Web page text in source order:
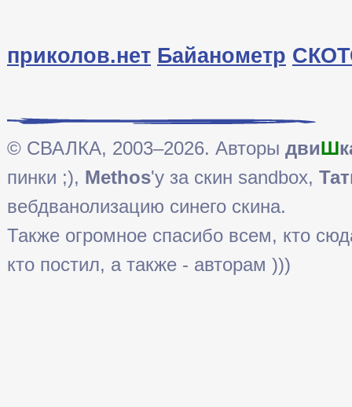
приколов.нет Байанометр
© СВАЛКА, 2003–2026. Авторы двиШ
пинки ;), Methos'у за скин sandbox,
вебдванолизацию синего скина.
Также огромное спасибо всем, кто
кто постил, а также - авторам )))